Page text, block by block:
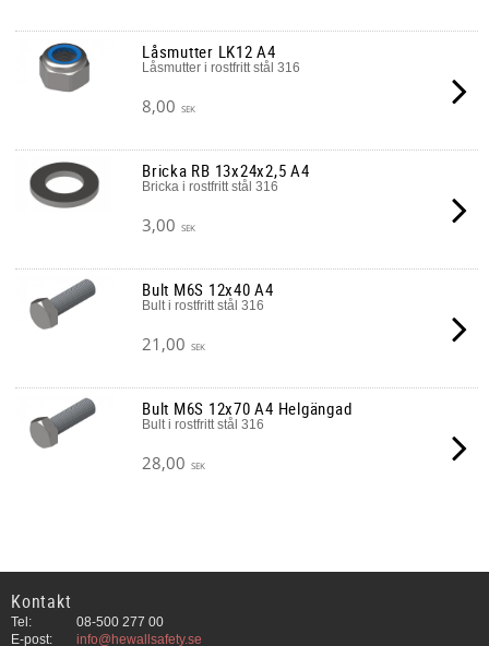
Låsmutter LK12 A4
Låsmutter i rostfritt stål 316
8,00 SEK
Bricka RB 13x24x2,5 A4
Bricka i rostfritt stål 316
3,00 SEK
Bult M6S 12x40 A4
Bult i rostfritt stål 316
21,00 SEK
Bult M6S 12x70 A4 Helgängad
Bult i rostfritt stål 316
28,00 SEK
Kontakt
Tel:
08-500 277 00
E-post:
info@hewallsafety.se